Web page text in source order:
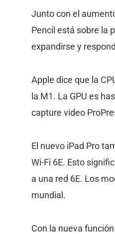
Junto con el
Pencil está sobre la
expandirse y
Apple dice que la
la M1. La GPU es
capture video
El nuevo iPad Pro
Wi-Fi 6E. Esto
a una red 6E. Los
mundial.
Con la nueva